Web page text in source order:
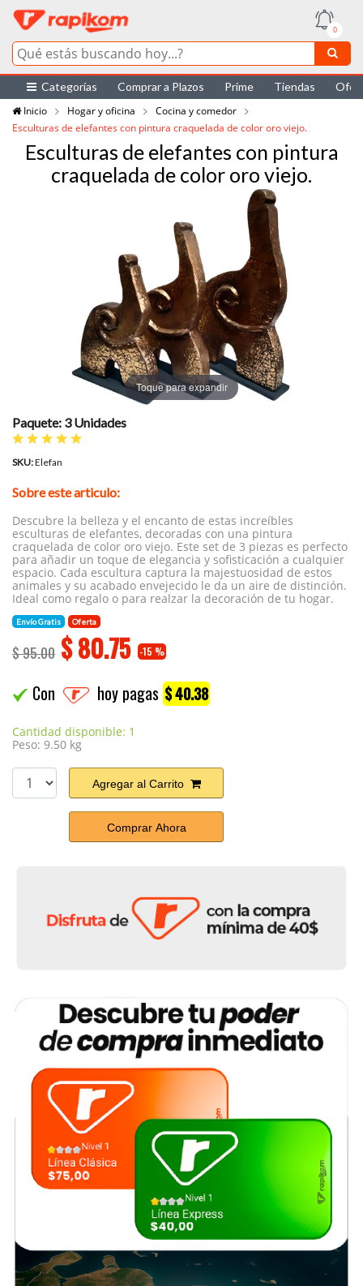
0
Categorías Comprar a Plazos Prime Tiendas
Inicio
Hogar y oficina
Cocina y comedor
Esculturas de elefantes con pintura craquelada de color oro viejo.
Esculturas de elefantes con pintura
craquelada de color oro viejo.
Toque para expandir
Paquete: 3 Unidades
SKU:Elefan
Sobre este articulo:
Descubre la belleza y el encanto de estas increíbles
esculturas de elefantes, decoradas con una pintura
craquelada de color oro viejo. Este set de 3 piezas es perfecto
para añadir un toque de elegancia y sofisticación a cualquier
espacio. Cada escultura captura la majestuosidad de estos
animales y su acabado envejecido le da un aire de distinción.
Ideal como regalo o para realzar la decoración de tu hogar.
Envío Gratis Oferta
$ 95.00 $80.75 -15 %
Con hoy pagas $ 40.38
Cantidad disponible: 1
Peso: 9.50 kg
Agregar al Carrito
Comprar Ahora